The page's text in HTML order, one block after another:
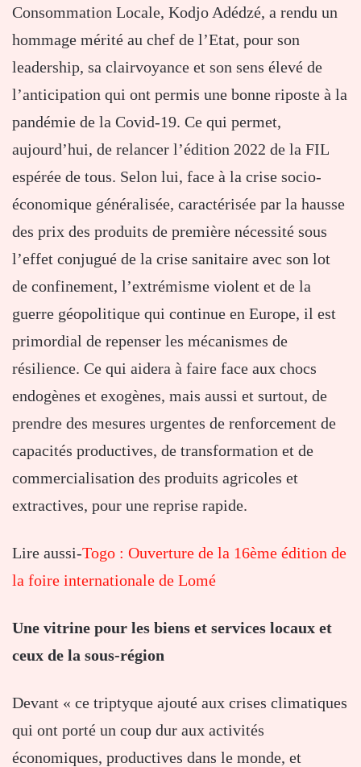
Consommation Locale, Kodjo Adédzé, a rendu un
hommage mérité au chef de l’Etat, pour son
leadership, sa clairvoyance et son sens élevé de
l’anticipation qui ont permis une bonne riposte à la
pandémie de la Covid-19. Ce qui permet,
aujourd’hui, de relancer l’édition 2022 de la FIL
espérée de tous. Selon lui, face à la crise socio-
économique généralisée, caractérisée par la hausse
des prix des produits de première nécessité sous
l’effet conjugué de la crise sanitaire avec son lot
de confinement, l’extrémisme violent et de la
guerre géopolitique qui continue en Europe, il est
primordial de repenser les mécanismes de
résilience. Ce qui aidera à faire face aux chocs
endogènes et exogènes, mais aussi et surtout, de
prendre des mesures urgentes de renforcement de
capacités productives, de transformation et de
commercialisation des produits agricoles et
extractives, pour une reprise rapide.
Lire aussi-Togo : Ouverture de la 16ème édition de
la foire internationale de Lomé
Une vitrine pour les biens et services locaux et
ceux de la sous-région
Devant « ce triptyque ajouté aux crises climatiques
qui ont porté un coup dur aux activités
économiques, productives dans le monde, et